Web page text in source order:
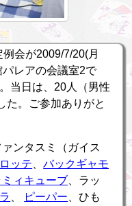
会が2009/7/20(月
レアの会議室2で
当日は、20人（男性
た。ご参加ありがと
ンタスミ（ガイス
ッテ 、バックギャモ
ミィキューブ 、ラッ
ピーパー 、ひも